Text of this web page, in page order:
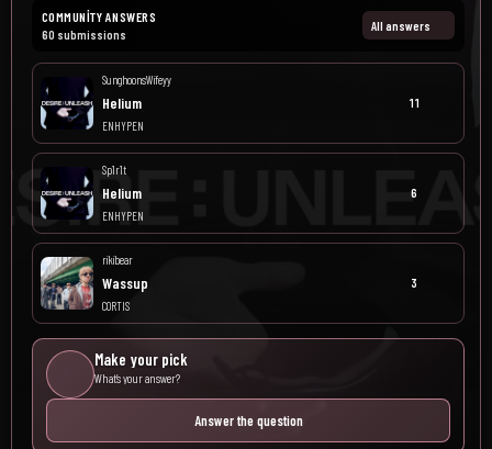
COMMUNITY ANSWERS
60 submissions
All answers
SunghoonsWifeyy
Helium
ENHYPEN
11
Sp1r1t
Helium
ENHYPEN
6
rikibear
Wassup
CORTIS
3
Make your pick
What’s your answer?
Answer the question